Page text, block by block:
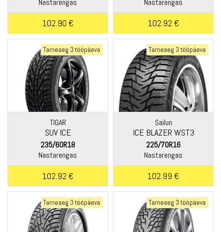
102.90 € 102.92 €
Tarneaeg 3 tööpäeva
TIGAR
SUV ICE
235/60R18
Nastarengas
102.92 €
Tarneaeg 3 tööpäeva
Sailun
ICE BLAZER WST3
225/70R16
Nastarengas
102.99 €
Tarneaeg 3 tööpäeva Tarneaeg 3 tööpäeva